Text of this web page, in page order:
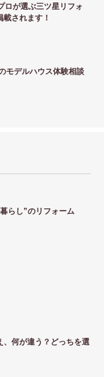
ロが選ぶ三ツ星リフォ
されます！
モデルハウス体験相談
らし”のリフォーム
、何が違う？どっちを選